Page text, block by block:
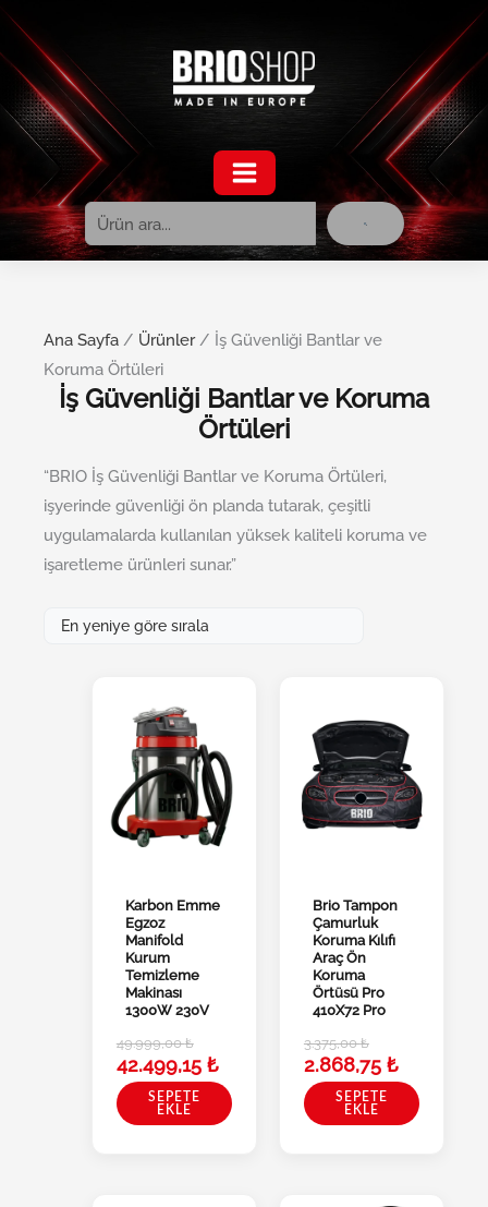
İçeriğe
Ana Sayfa / Ürünler/ İş Güvenliği Bantlar ve
Koruma Örtüleri
İş Güvenliği Bantlar ve Koruma
Örtüleri
“BRIO İş Güvenliği Bantlar ve Koruma Örtüleri,
işyerinde güvenliği ön planda tutarak, çeşitli
uygulamalarda kullanılan yüksek kaliteli koruma ve
işaretleme ürünleri sunar.”
Karbon Emme
Egzoz
Manifold
Kurum
Temizleme
Makinası
1300W 230V
49.999,00₺
42.499,15 ₺
SEPETE
EKLE
Brio Tampon
Çamurluk
Koruma Kılıfı
⁠Araç Ön
Koruma
Örtüsü Pro
410X72 Pro
3.375,00₺
2.868,75 ₺
SEPETE
EKLE